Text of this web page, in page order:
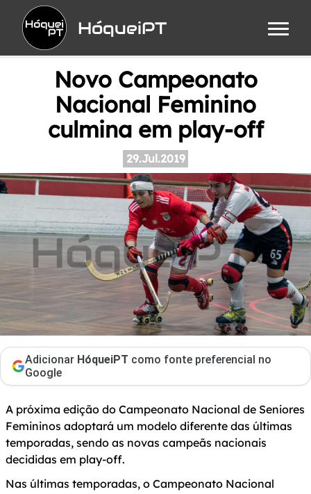
HóqueiPT
Novo Campeonato
Nacional Feminino
culmina em play-off
29.Jul.2019
Adicionar HóqueiPT como fonte preferencial no
Google
A próxima edição do Campeonato Nacional de Seniores
Femininos adoptará um modelo diferente das últimas
temporadas, sendo as novas campeãs nacionais
decididas em play-off.
Nas últimas temporadas, o Campeonato Nacional